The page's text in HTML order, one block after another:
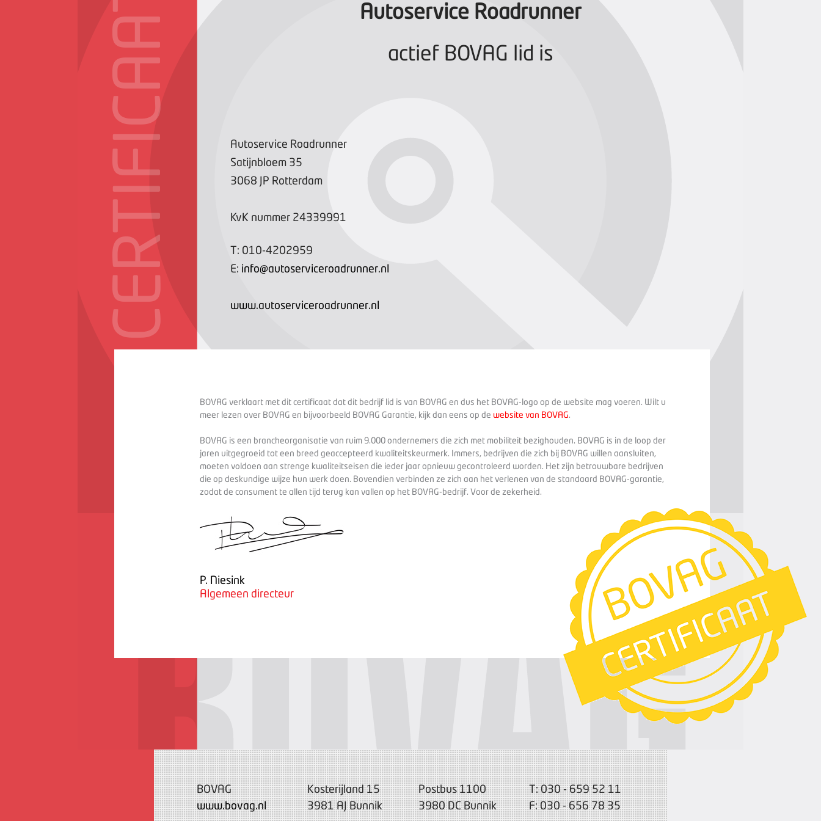
CERTIFICAAT
Autoservice Roadrunner
actief BOVAG lid is
Autoservice Roadrunner
Satijnbloem 35
3068 JP Rotterdam
KvK nummer 24339991
T: 010-4202959
E: info@autoserviceroadrunner.nl
www.autoserviceroadrunner.nl
BOVAG verklaart met dit certificaat dat dit bedrijf lid is van BOVAG en dus het BOVAG-logo op de website mag voeren. Wilt u
meer lezen over BOVAG en bijvoorbeeld BOVAG Garantie, kijk dan eens op de website van BOVAG.
BOVAG is een brancheorganisatie van ruim 9.000 ondernemers die zich met mobiliteit bezighouden. BOVAG is in de loop der
jaren uitgegroeid tot een breed geaccepteerd kwaliteitskeurmerk. Immers, bedrijven die zich bij BOVAG willen aansluiten,
moeten voldoen aan strenge kwaliteitseisen die ieder jaar opnieuw gecontroleerd worden. Het zijn betrouwbare bedrijven
die op deskundige wijze hun werk doen. Bovendien verbinden ze zich aan het verlenen van de standaard BOVAG-garantie,
zodat de consument te allen tijd terug kan vallen op het BOVAG-bedrijf. Voor de zekerheid.
P. Niesink
Algemeen directeur
BOVAG
www.bovag.nl
Kosterijland 15
3981 AJ Bunnik
Postbus 1100
3980 DC Bunnik
T: 030 - 659 52 11
F: 030 - 656 78 35